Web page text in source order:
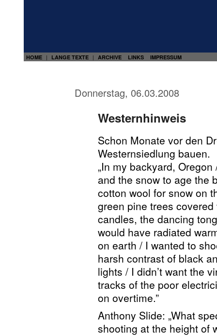
HOME | LANGE TEXTE | ARCHIVE LINKS IMPRESSUM
Donnerstag, 06.03.2008
Westernhinweis
Schon Monate vor den
Westernsiedlung bauen.
„In my backyard,
and the snow to age the
cotton wool for snow on
green pine trees
candles, the dancing
would have radiated
on earth / I wanted to
harsh contrast of black
lights / I didn’t want the
tracks of the poor
on overtime.”
Anthony Slide: „What
shooting at the height of